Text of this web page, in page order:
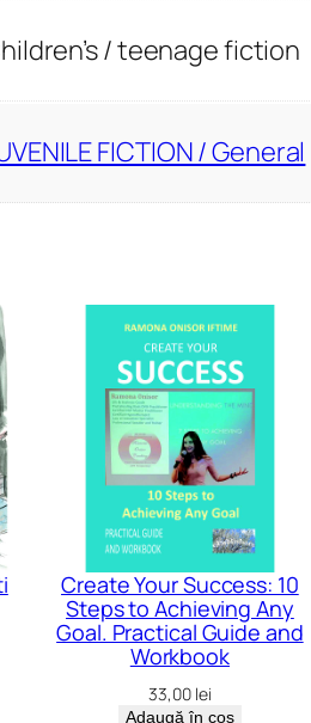
/ teenage fiction
FICTION / General
Create Your Success: 10
Steps to Achieving Any
Goal. Practical Guide and
Workbook
33,00 lei
Adaugă în coș